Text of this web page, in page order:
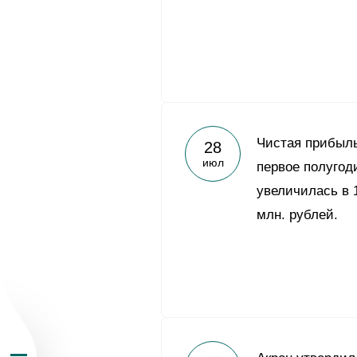
О Группе «Акрон»
География
28
июл
Чистая
первое
увеличилась в
млн. рублей.